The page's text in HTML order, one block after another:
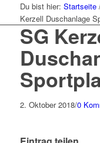
Du bist hier: Startseite
Kerzell Duschanlage
SG
2. Oktober 2018/0